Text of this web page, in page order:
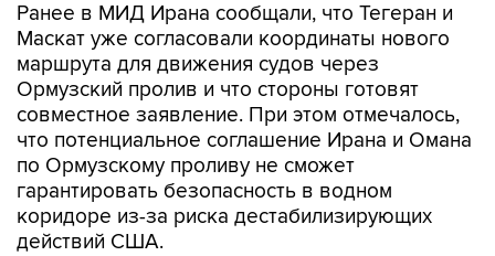
Ранее в МИД Ирана сообщали, что Тегеран и
Маскат уже согласовали координаты нового
маршрута для движения судов через
Ормузский пролив и что стороны готовят
совместное заявление. При этом отмечалось,
что потенциальное соглашение Ирана и Омана
по Ормузскому проливу не сможет
гарантировать безопасность в водном
коридоре из-за риска дестабилизирующих
действий США.